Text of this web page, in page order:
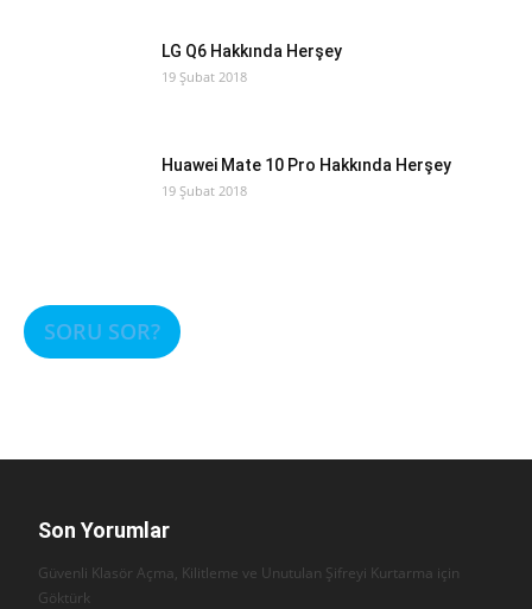
LG Q6 Hakkında Herşey
19 Şubat 2018
Huawei Mate 10 Pro Hakkında Herşey
19 Şubat 2018
SORU SOR?
Son Yorumlar
Güvenli Klasör Açma, Kilitleme ve Unutulan Şifreyi Kurtarma için
Göktürk